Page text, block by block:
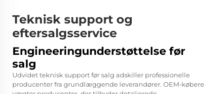
Teknisk support og
eftersalgsservice
Engineeringunderstøttelse før
salg
Udvidet teknisk support før salg adskiller professionelle
producenter fra grundlæggende leverandører. OEM-købere